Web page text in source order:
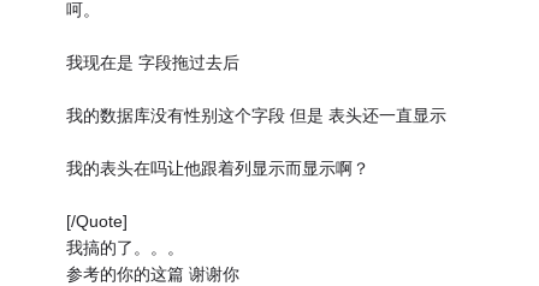
呵。
我现在是 字段拖过去后
我的数据库没有性别这个字段 但是 表头还一直显示
我的表头在吗让他跟着列显示而显示啊？
[/Quote]
我搞的了。。。
参考的你的这篇 谢谢你